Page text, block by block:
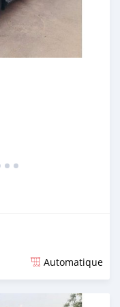
Automatique